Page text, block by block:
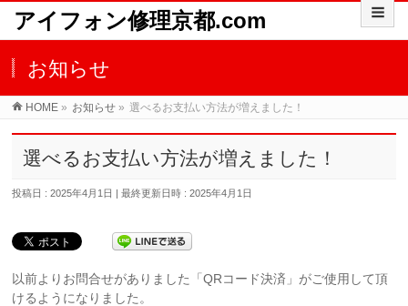
アイフォン修理京都.com
お知らせ
HOME » お知らせ » 選べるお支払い方法が増えました！
選べるお支払い方法が増えました！
投稿日 : 2025年4月1日 最終更新日時 : 2025年4月1日
以前よりお問合せがありました「QRコード決済」がご使用して頂
けるようになりました。